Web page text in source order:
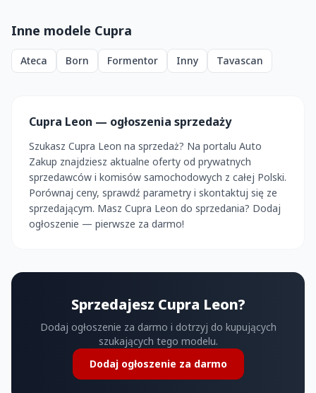
Inne modele Cupra
Ateca Born Formentor Inny Tavascan
Cupra Leon — ogłoszenia sprzedaży
Szukasz Cupra Leon na sprzedaż? Na portalu Auto
Zakup znajdziesz aktualne oferty od prywatnych
sprzedawców i komisów samochodowych z całej Polski.
Porównaj ceny, sprawdź parametry i skontaktuj się ze
sprzedającym. Masz Cupra Leon do sprzedania? Dodaj
ogłoszenie — pierwsze za darmo!
Sprzedajesz Cupra Leon?
Dodaj ogłoszenie za darmo i dotrzyj do kupujących
szukających tego modelu.
Dodaj ogłoszenie za darmo